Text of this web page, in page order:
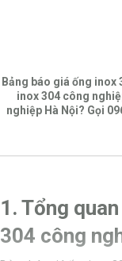
Bảng báo giá ống
inox 304 công
nghiệp Hà Nội? Gọi
1. Tổng
304 công